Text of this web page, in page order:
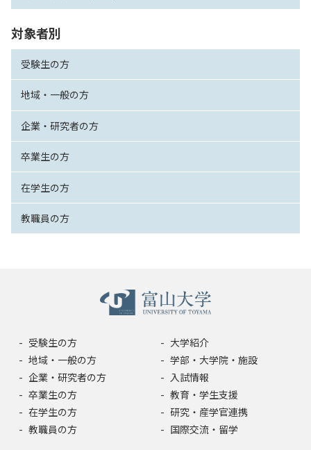
対象者別
受験生の方
地域・一般の方
企業・研究者の方
卒業生の方
在学生の方
教職員の方
受験生の方
地域・一般の方
企業・研究者の方
卒業生の方
在学生の方
教職員の方
大学紹介
学部・大学院・施設
入試情報
教育・学生支援
研究・産学官連携
国際交流・留学